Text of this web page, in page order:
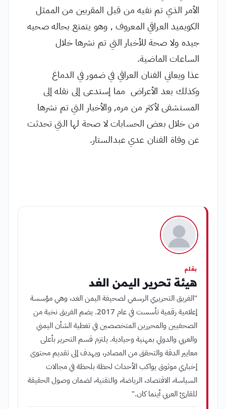
الأمر الذي تم نفيه من قبل المقربين من الممثل
الكويميد العراقي المعروف , وهو يتمتع بحاله صحيه
جيده ولا صحة للأخبار التي تم نشرها خلال
الساعات الماضية.
عذا ويعاني الفنان العراقي في ضمور في الدماغ
وكذلك بعد الأعراض مما إستدعى إلى نقله إلى
المستشفى لأكثر من مره, والأخبار التي تم نشرها
من خلال بعض الحسابات لا صحة لها التي تحدثت
عن وفاة الفنان عدي عبدالستار.
بقلم
هيئة تحرير اليمن الغد
"الفريق التحريري الرسمي لصحيفة اليمن الغد، وهي مؤسسة
إعلامية رقمية تأسست في عام 2017. يضم الفريق نخبة من
الصحفيين والمحررين المتخصصين في تغطية الشأن اليمني
والعربي والدولي بمهنية وحيادية. يلتزم قسم التحرير بأعلى
معايير الدقة والتحقق من المصادر، ويهدف إلى تقديم محتوى
إخباري موثوق يواكب الأحداث لحظة بلحظة في مجالات
السياسة، الاقتصاد، الرياضة، والتقنية، لضمان وصول الحقيقة
للقارئ العربي أينما كان."